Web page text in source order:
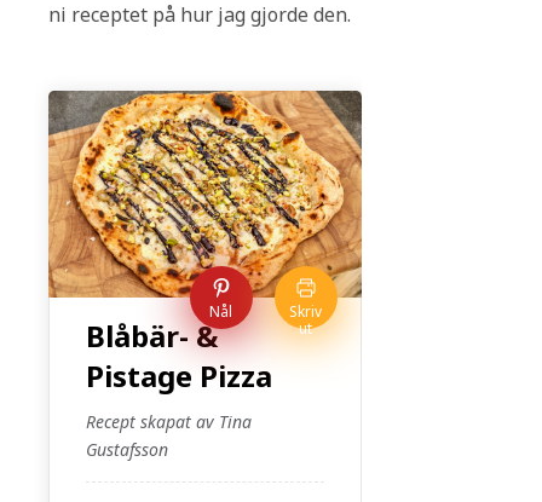
ni receptet på hur jag gjorde den.
Nål
Skriv
ut
Blåbär- &
Pistage Pizza
Recept skapat av Tina
Gustafsson